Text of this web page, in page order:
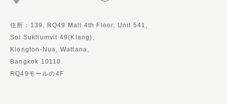
住所：139, RQ49 Mall 4th Floor, Unit 541,
Soi Sukhumvit 49(Klang),
Klongton-Nua, Wattana,
Bangkok 10110
RQ49モールの4F